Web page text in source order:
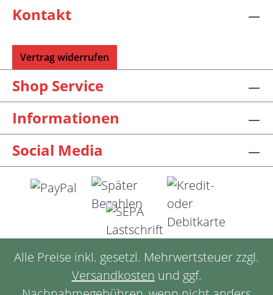
Kontakt
Vertrag widerrufen
Shop Service
Informationen
Social Media
Alle Preise inkl. gesetzl. Mehrwertsteuer zzgl.
Versandkosten und ggf.